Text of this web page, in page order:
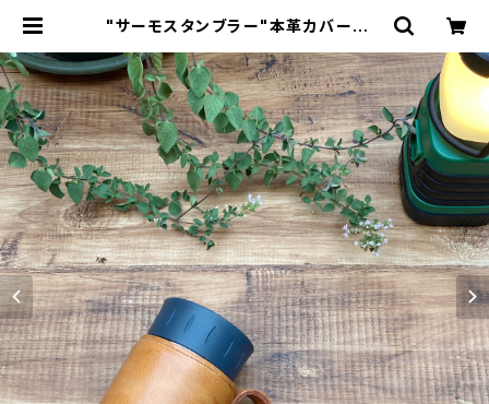
"サーモスタンブラー"本革カバー＜C
350mlカバー☆ | Dajey Leather
Products